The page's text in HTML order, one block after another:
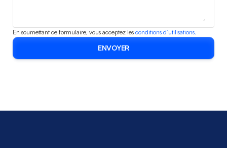
En soumettant ce formulaire, vous acceptez les conditions d’utilisations.